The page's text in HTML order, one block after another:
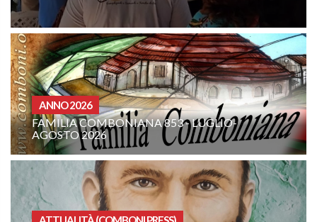
ANNO 2026
FAMILIA COMBONIANA 853 - LUGLIO-
AGOSTO 2026